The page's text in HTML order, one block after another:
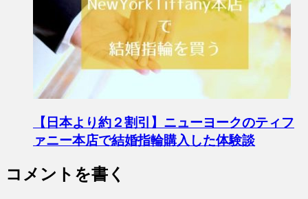
【日本より約２割引】ニューヨークのティフ
ァニー本店で結婚指輪購入した体験談
コメントを書く